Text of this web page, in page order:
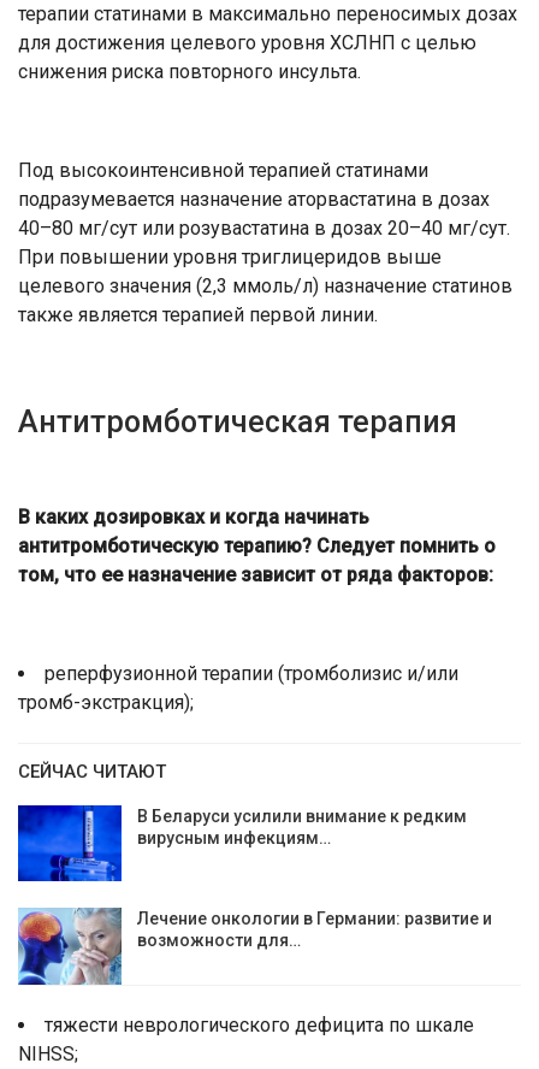
терапии статинами в максимально переносимых дозах
для достижения целевого уровня ХСЛНП с целью
снижения риска повторного инсульта.
Под высокоинтенсивной терапией статинами
подразумевается назначение аторвастатина в дозах
40–80 мг/сут или розувастатина в дозах 20–40 мг/сут.
При повышении уровня триглицеридов выше
целевого значения (2,3 ммоль/л) назначение статинов
также является терапией первой линии.
Антитромботическая терапия
В каких дозировках и когда начинать
антитромботическую терапию? Следует помнить о
том, что ее назначение зависит от ряда факторов:
реперфузионной терапии (тромболизис и/или
тромб-экстракция);
СЕЙЧАС ЧИТАЮТ
В Беларуси усилили внимание к редким
вирусным инфекциям…
Лечение онкологии в Германии: развитие и
возможности для…
тяжести неврологического дефицита по шкале
NIHSS;